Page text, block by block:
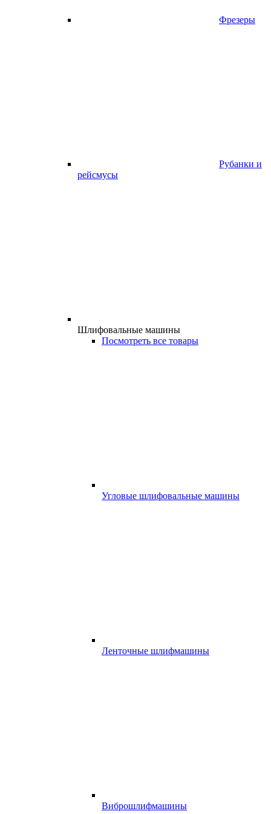
Фрезеры
Рубанки и
рейсмусы
Шлифовальные машины
Посмотреть все товары
Угловые шлифовальные машины
Ленточные шлифмашины
Виброшлифмашины